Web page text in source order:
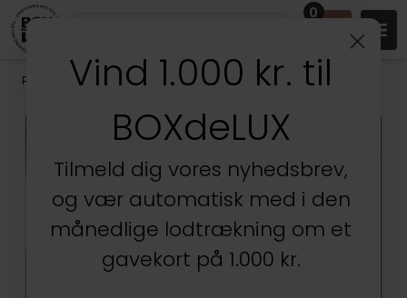
0
Produkter /Entréen/Skoopbevaring
Vind 1.000 kr. til
BOXdeLUX
Tilmeld dig vores nyhedsbrev,
og vær automatisk med i den
månedlige lodtrækning om et
gavekort på 1.000 kr.